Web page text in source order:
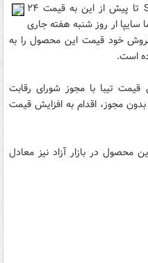
خودروی تیبا مدل SX تا پیش از این به قیمت ۲۴
اما سایپا ار روز شنبه هفته جاری
فروش خود قیمت این محصول را به
تیبا با مجوز شورای رقابت
مجوز، اقدام به افزایش قیمت
محصول در بازار آزاد نیز معادل